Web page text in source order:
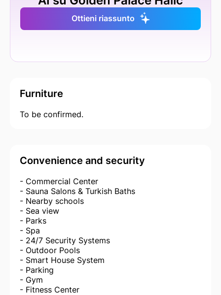
Ottieni riassunto
Furniture
To be confirmed.
Convenience and security
- Commercial Center
- Sauna Salons & Turkish Baths
- Nearby schools
- Sea view
- Parks
- Spa
- 24/7 Security Systems
- Outdoor Pools
- Smart House System
- Parking
- Gym
- Fitness Center